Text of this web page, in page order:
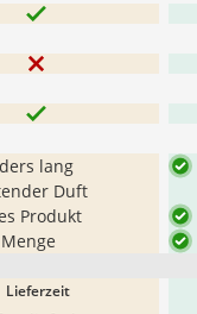
lang
Duft
Produkt
Lieferzeit